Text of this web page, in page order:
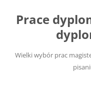
treści
Prace
Wielki wybór prac